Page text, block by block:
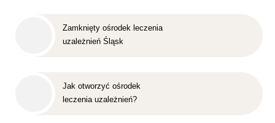
Zamknięty ośrodek leczenia
uzależnień Śląsk
Jak otworzyć ośrodek
leczenia uzależnień?